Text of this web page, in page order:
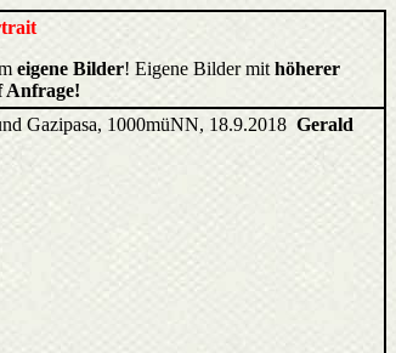
eigene Bilder! Eigene Bilder mit höherer
Anfrage!
Gazipasa, 1000müNN, 18.9.2018 Gerald